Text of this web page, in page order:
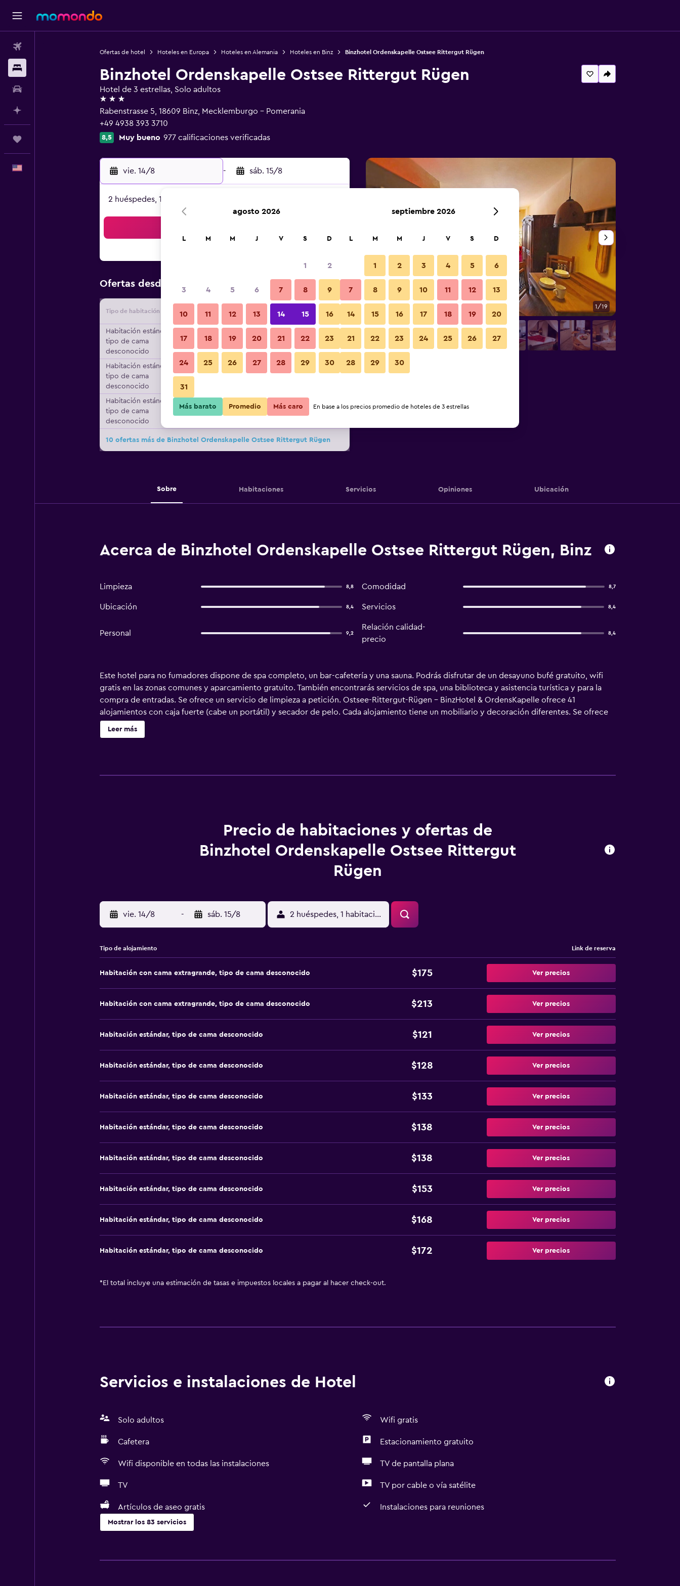
Ofertas de hotel Hoteles en Europa Hoteles en Alemania Hoteles en Binz Binzhotel Ordenskapelle Ostsee Rittergut Rügen
Binzhotel Ordenskapelle Ostsee Rittergut Rügen
Hotel de 3 estrellas, Solo adultos
3 estrellas
Rabenstrasse 5, 18609 Binz, Mecklemburgo - Pomerania
+49 4938 393 3710
8,5 Muy bueno 977 calificaciones verificadas
vie. 14/8 - sáb. 15/8
2 huéspedes, 1 habitación
Ofertas desde Oferta más barata de precio por noche
Tipo de habitación Proveedor Total noche
Habitación estándar,
tipo de cama
desconocido
$121 Ver oferta
Habitación estándar,
tipo de cama
desconocido
Habitación estándar,
tipo de cama
desconocido
$133
10 ofertas más de Binzhotel Ordenskapelle Ostsee Rittergut Rügen
Otros 1/19
Fotos
Sobre Habitaciones Servicios Opiniones Ubicación
Acerca de Binzhotel Ordenskapelle Ostsee Rittergut Rügen, Binz
Limpieza 8,8 Comodidad 8,7
Ubicación 8,4 Servicios 8,4
Personal 9,2
Relación calidad-
precio
8,4
Este hotel para no fumadores dispone de spa completo, un bar-cafetería y una sauna. Podrás disfrutar de un desayuno bufé gratuito, wifi
gratis en las zonas comunes y aparcamiento gratuito. También encontrarás servicios de spa, una biblioteca y asistencia turística y para la
compra de entradas. Se ofrece un servicio de limpieza a petición. Ostsee-Rittergut-Rügen – BinzHotel & OrdensKapelle ofrece 41
alojamientos con caja fuerte (cabe un portátil) y secador de pelo. Cada alojamiento tiene un mobiliario y decoración diferentes. Se ofrece
una televisión de pantalla plana de 32 pulgadas con canales por satélite. Los baños están equipados con ducha. Los huéspedes pueden
navegar por la web gracias a nuestro acceso a Internet wifi gratis. Es posible solicitar cambio de toallas y cambio de sábanas. Se ofrece
Leer más
Precio de habitaciones y ofertas de
Binzhotel Ordenskapelle Ostsee Rittergut
Rügen
vie. 14/8 - sáb. 15/8 2 huéspedes, 1 habitación
Tipo de alojamiento Link de reserva
Habitación con cama extragrande, tipo de cama desconocido $175 Ver precios
Habitación con cama extragrande, tipo de cama desconocido $213 Ver precios
Habitación estándar, tipo de cama desconocido $121 Ver precios
Habitación estándar, tipo de cama desconocido $128 Ver precios
Habitación estándar, tipo de cama desconocido $133 Ver precios
Habitación estándar, tipo de cama desconocido $138 Ver precios
Habitación estándar, tipo de cama desconocido $138 Ver precios
Habitación estándar, tipo de cama desconocido $153 Ver precios
Habitación estándar, tipo de cama desconocido $168 Ver precios
Habitación estándar, tipo de cama desconocido $172 Ver precios
* El total incluye una estimación de tasas e impuestos locales a pagar al hacer check-out.
Servicios e instalaciones de Hotel
Solo adultos Wifi gratis
Cafetera Estacionamiento gratuito
Wifi disponible en todas las instalaciones TV de pantalla plana
TV TV por cable o vía satélite
Artículos de aseo gratis Instalaciones para reuniones
Mostrar los 83 servicios
Wifi gratis
Vista a una calle tranquila
agosto 2026
L M M J V S D
1 2
3 4 5 6 7 8 9
10 11 12 13 14 15 16
17 18 19 20 21 22 23
24 25 26 27 28 29 30
31
septiembre 2026
L M M J V S D
1 2 3 4 5 6
7 8 9 10 11 12 13
14 15 16 17 18 19 20
21 22 23 24 25 26 27
28 29 30
Más barato Promedio Más caro En base a los precios promedio de hoteles de 3 estrellas